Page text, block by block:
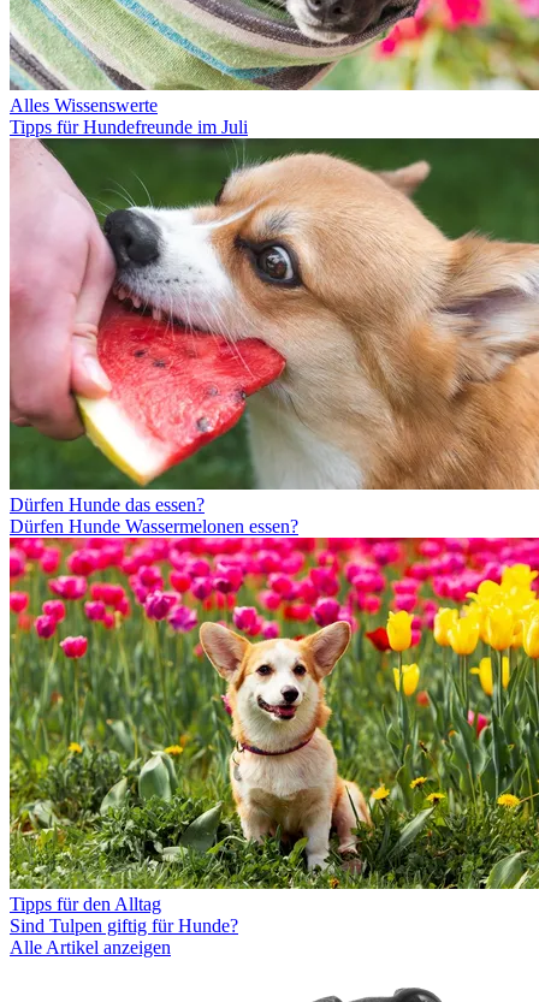
Alles Wissenswerte
Tipps für Hundefreunde im Juli
Dürfen Hunde das essen?
Dürfen Hunde Wassermelonen essen?
Tipps für den Alltag
Sind Tulpen giftig für Hunde?
Alle Artikel anzeigen